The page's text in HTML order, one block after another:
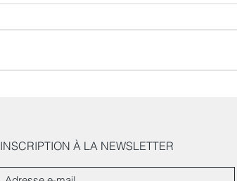
INSCRIPTION À LA NEWSLETTER